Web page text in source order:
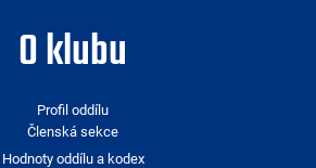
O klubu
Profil oddílu
Členská sekce
Hodnoty oddílu a kodex